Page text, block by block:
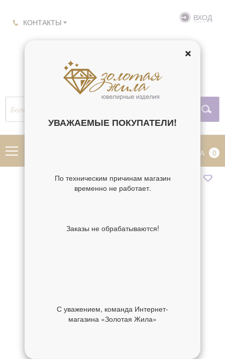
КОНТАКТЫ ВХОД
КОРЗИНА 0
УВАЖАЕМЫЕ ПОКУПАТЕЛИ!
По техническим причинам магазин
временно не работает.
Заказы не обрабатываются!
С уважением, команда Интернет-
магазина «Золотая Жила»